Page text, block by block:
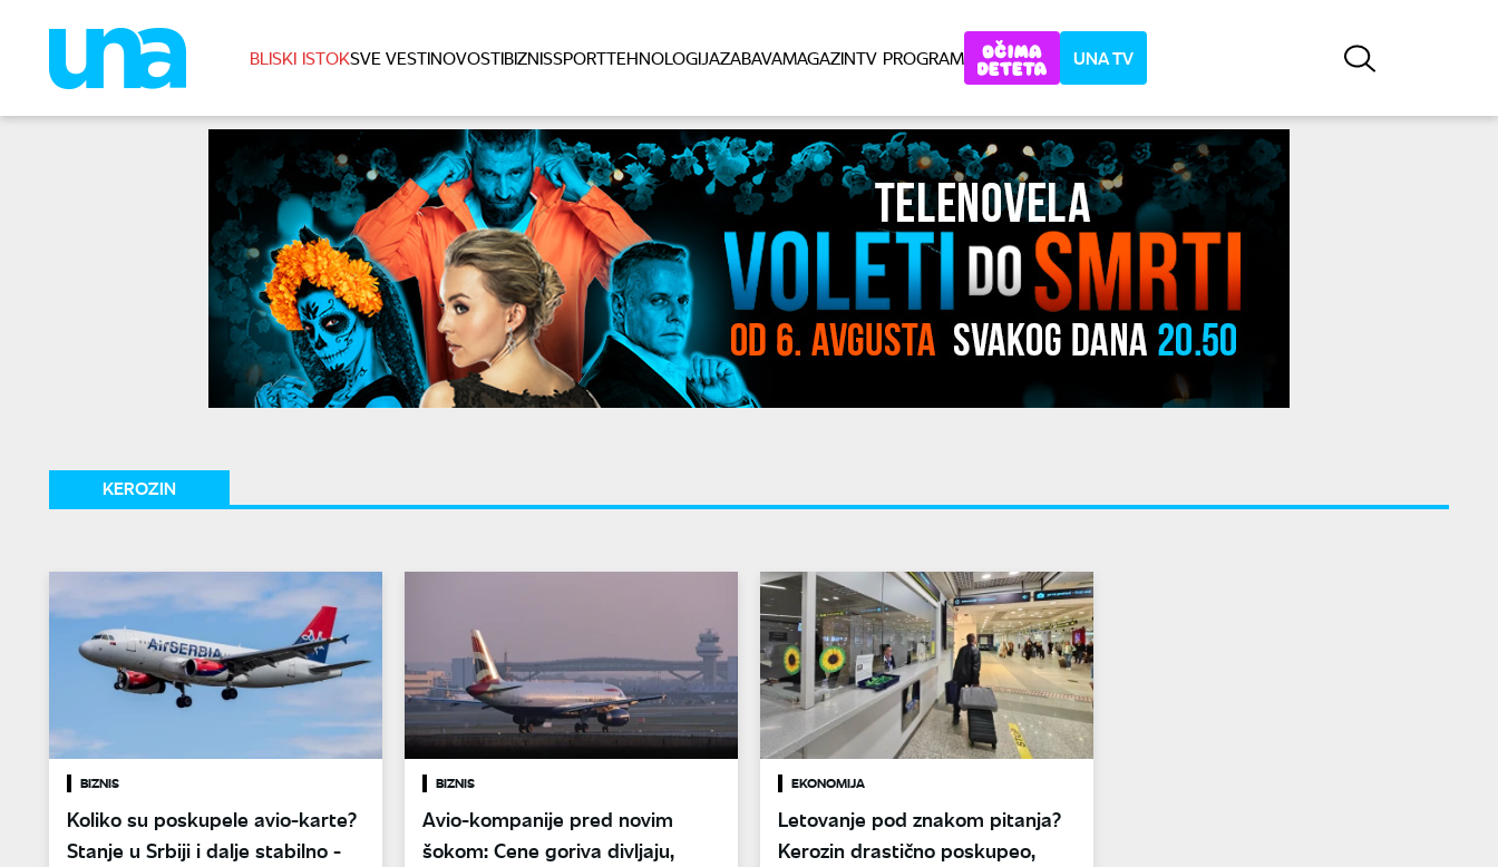
BLISKI ISTOKSVE VESTINOVOSTIBIZNISSPORTTEHNOLOGIJAZABAVAMAGAZINTV PROGRAM UNA TV
KEROZIN
BIZNIS
Koliko su poskupele avio-karte?
Stanje u Srbiji i dalje stabilno -
BIZNIS
Avio-kompanije pred novim
šokom: Cene goriva divljaju,
EKONOMIJA
Letovanje pod znakom pitanja?
Kerozin drastično poskupeo,